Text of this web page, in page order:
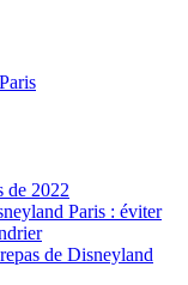
de 2022
Paris : éviter
de Disneyland